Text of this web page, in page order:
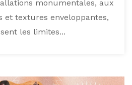
monumentales, aux
et textures enveloppantes,
les limites...